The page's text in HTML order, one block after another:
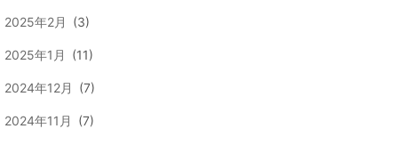
2025年2月 (3)
2025年1月 (11)
2024年12月 (7)
2024年11月 (7)